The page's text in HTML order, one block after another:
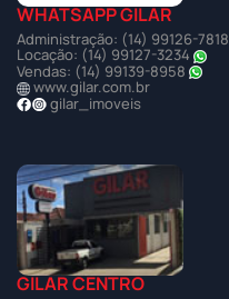
WHATSAPP GILAR
Administração: (14) 99126-7818
Locação: (14) 99127-3234
Vendas: (14) 99139-8958
www.gilar.com.br
gilar_imoveis
GILAR CENTRO